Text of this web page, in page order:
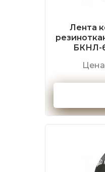
Лента
БКНЛ-